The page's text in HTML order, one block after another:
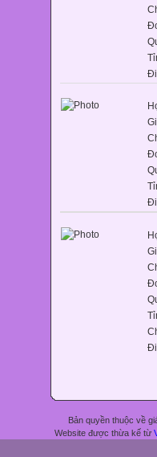
Bản quyền thuộc về
Website được thừa kế từ